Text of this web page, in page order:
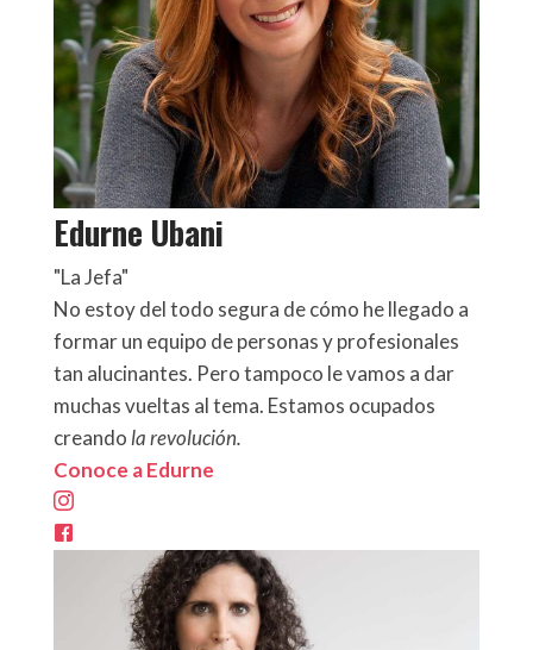
Edurne Ubani
"La Jefa"
No estoy del todo segura de cómo he llegado a
formar un equipo de personas y profesionales
tan alucinantes. Pero tampoco le vamos a dar
muchas vueltas al tema. Estamos ocupados
creandola revolución.
Conoce a Edurne